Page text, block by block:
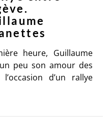
heure, Guillaume
peu son amour des
d’un rallye